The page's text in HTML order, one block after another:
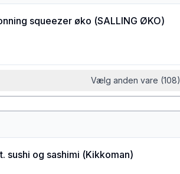
squeezer øko (SALLING ØKO)
Vælg anden vare (108)
sushi og sashimi (Kikkoman)